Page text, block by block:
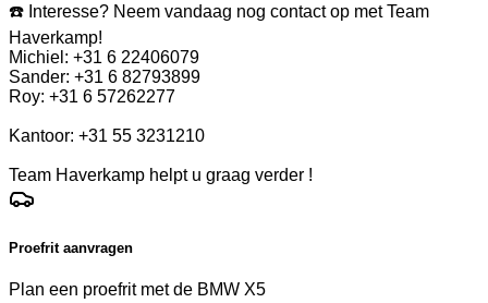
☎️ Interesse? Neem vandaag nog contact op met Team
Haverkamp!
Michiel: +31 6 22406079
Sander: +31 6 82793899
Roy: +31 6 57262277
Kantoor: +31 55 3231210
Team Haverkamp helpt u graag verder !
Proefrit aanvragen
Plan een proefrit met de BMW X5